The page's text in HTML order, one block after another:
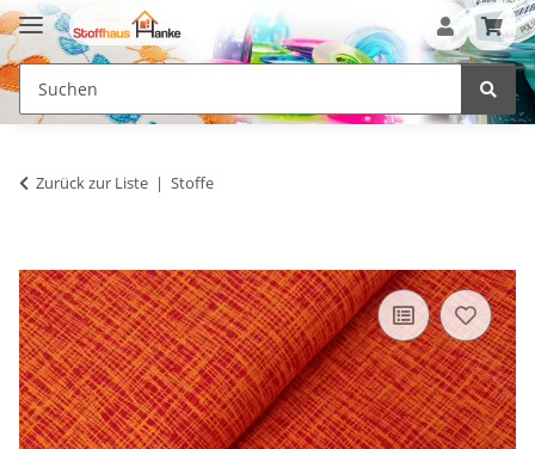
Zurück zur Liste Stoffe